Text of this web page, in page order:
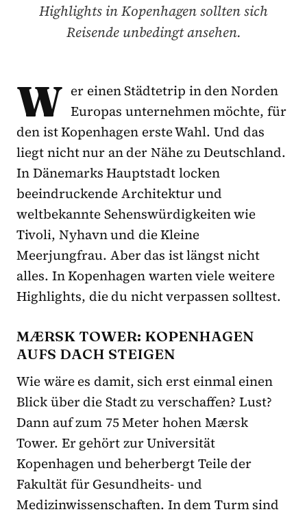
Highlights in Kopenhagen sollten sich
Reisende unbedingt ansehen.
W er einen Städtetrip in den Norden
Europas unternehmen möchte, für
den ist Kopenhagen erste Wahl. Und das
liegt nicht nur an der Nähe zu Deutschland.
In Dänemarks Hauptstadt locken
beeindruckende Architektur und
weltbekannte Sehenswürdigkeiten wie
Tivoli, Nyhavn und die Kleine
Meerjungfrau. Aber das ist längst nicht
alles. In Kopenhagen warten viele weitere
Highlights, die du nicht verpassen solltest.
MÆRSK TOWER: KOPENHAGEN
AUFS DACH STEIGEN
Wie wäre es damit, sich erst einmal einen
Blick über die Stadt zu verschaffen? Lust?
Dann auf zum 75 Meter hohen Mærsk
Tower. Er gehört zur Universität
Kopenhagen und beherbergt Teile der
Fakultät für Gesundheits- und
Medizinwissenschaften. In dem Turm sind